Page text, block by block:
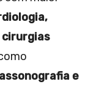
cirurgias
e